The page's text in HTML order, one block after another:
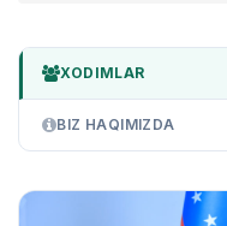
XODIMLAR
BIZ HAQIMIZDA